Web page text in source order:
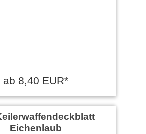
ab 8,40 EUR*
Eichenlaub